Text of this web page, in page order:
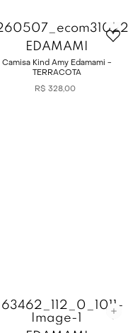
EDAMAMI
Camisa Kind Amy Edamami -
TERRACOTA
R$ 328,00